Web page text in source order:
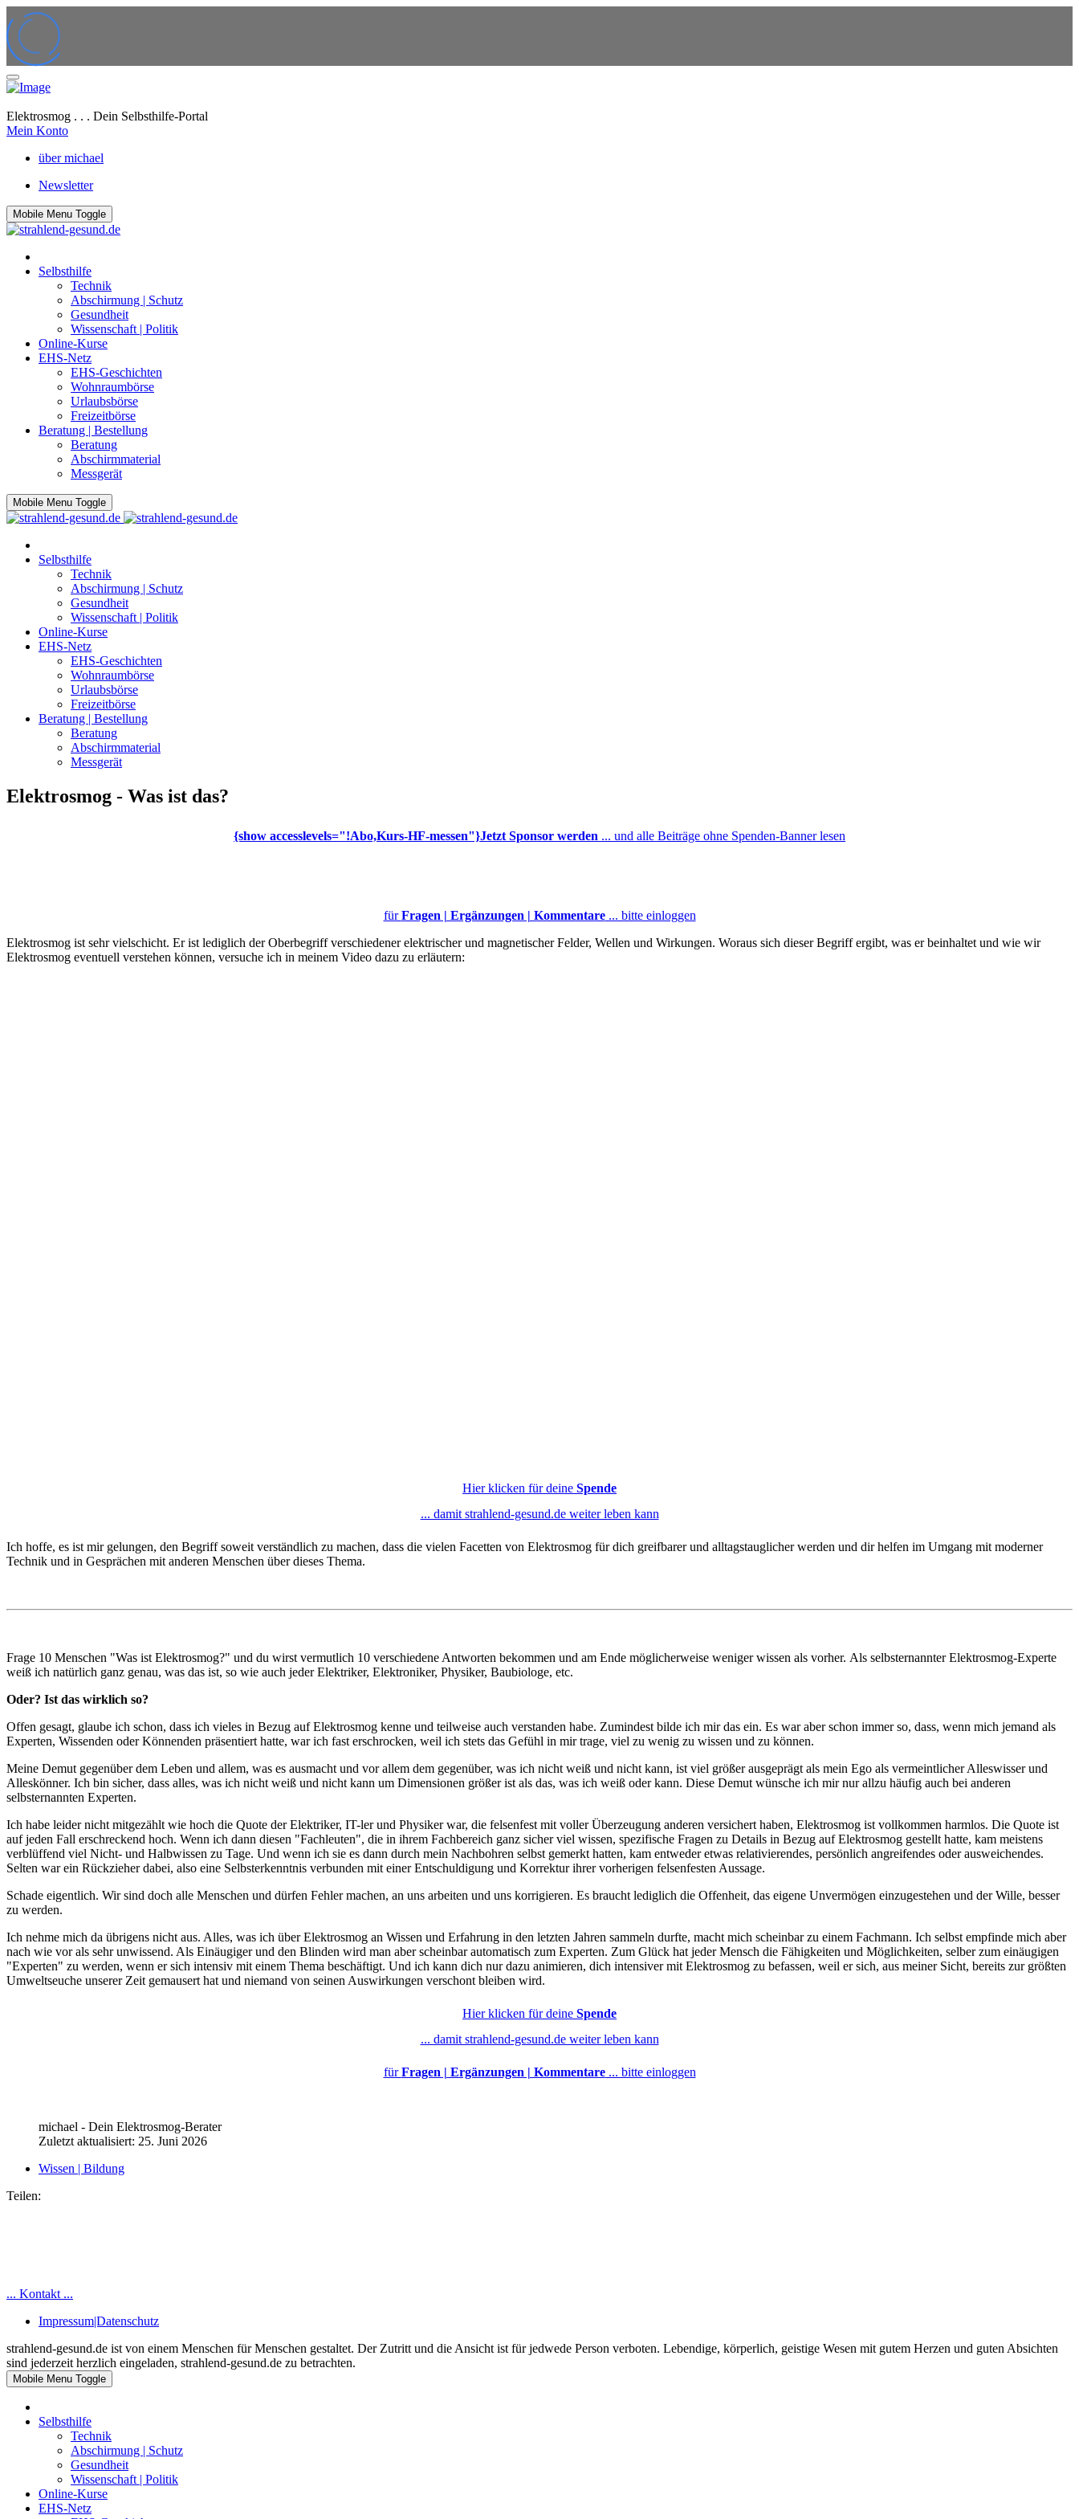
Elektrosmog . . . Dein Selbsthilfe-Portal
Mein Konto
über michael
Newsletter
Mobile Menu Toggle
Selbsthilfe
Technik
Abschirmung | Schutz
Gesundheit
Wissenschaft | Politik
Online-Kurse
EHS-Netz
EHS-Geschichten
Wohnraumbörse
Urlaubsbörse
Freizeitbörse
Beratung | Bestellung
Beratung
Abschirmmaterial
Messgerät
Mobile Menu Toggle
Selbsthilfe
Technik
Abschirmung | Schutz
Gesundheit
Wissenschaft | Politik
Online-Kurse
EHS-Netz
EHS-Geschichten
Wohnraumbörse
Urlaubsbörse
Freizeitbörse
Beratung | Bestellung
Beratung
Abschirmmaterial
Messgerät
Elektrosmog - Was ist das?
{show accesslevels="!Abo,Kurs-HF-messen"}Jetzt Sponsor werden ... und alle Beiträge ohne Spenden-Banner lesen
fürFragen | Ergänzungen | Kommentare... bitte einloggen
Elektrosmog ist sehr vielschicht. Er ist lediglich der Oberbegriff verschiedener elektrischer und magnetischer Felder, Wellen und Wirkungen. Woraus sich dieser Begriff ergibt, was er beinhaltet und wie wir
Elektrosmog eventuell verstehen können, versuche ich in meinem Video dazu zu erläutern:
Hier klicken für deine Spende
... damit strahlend-gesund.de weiter leben kann
Ich hoffe, es ist mir gelungen, den Begriff soweit verständlich zu machen, dass die vielen Facetten von Elektrosmog für dich greifbarer und alltagstauglicher werden und dir helfen im Umgang mit moderner
Technik und in Gesprächen mit anderen Menschen über dieses Thema.
Frage 10 Menschen "Was ist Elektrosmog?" und du wirst vermutlich 10 verschiedene Antworten bekommen und am Ende möglicherweise weniger wissen als vorher. Als selbsternannter Elektrosmog-Experte
weiß ich natürlich ganz genau, was das ist, so wie auch jeder Elektriker, Elektroniker, Physiker, Baubiologe, etc.
Oder? Ist das wirklich so?
Offen gesagt, glaube ich schon, dass ich vieles in Bezug auf Elektrosmog kenne und teilweise auch verstanden habe. Zumindest bilde ich mir das ein. Es war aber schon immer so, dass, wenn mich jemand als
Experten, Wissenden oder Könnenden präsentiert hatte, war ich fast erschrocken, weil ich stets das Gefühl in mir trage, viel zu wenig zu wissen und zu können.
Meine Demut gegenüber dem Leben und allem, was es ausmacht und vor allem dem gegenüber, was ich nicht weiß und nicht kann, ist viel größer ausgeprägt als mein Ego als vermeintlicher Alleswisser und
Alleskönner. Ich bin sicher, dass alles, was ich nicht weiß und nicht kann um Dimensionen größer ist als das, was ich weiß oder kann. Diese Demut wünsche ich mir nur allzu häufig auch bei anderen
selbsternannten Experten.
Ich habe leider nicht mitgezählt wie hoch die Quote der Elektriker, IT-ler und Physiker war, die felsenfest mit voller Überzeugung anderen versichert haben, Elektrosmog ist vollkommen harmlos. Die Quote ist
auf jeden Fall erschreckend hoch. Wenn ich dann diesen "Fachleuten", die in ihrem Fachbereich ganz sicher viel wissen, spezifische Fragen zu Details in Bezug auf Elektrosmog gestellt hatte, kam meistens
verblüffend viel Nicht- und Halbwissen zu Tage. Und wenn ich sie es dann durch mein Nachbohren selbst gemerkt hatten, kam entweder etwas relativierendes, persönlich angreifendes oder ausweichendes.
Selten war ein Rückzieher dabei, also eine Selbsterkenntnis verbunden mit einer Entschuldigung und Korrektur ihrer vorherigen felsenfesten Aussage.
Schade eigentlich. Wir sind doch alle Menschen und dürfen Fehler machen, an uns arbeiten und uns korrigieren. Es braucht lediglich die Offenheit, das eigene Unvermögen einzugestehen und der Wille, besser
zu werden.
Ich nehme mich da übrigens nicht aus. Alles, was ich über Elektrosmog an Wissen und Erfahrung in den letzten Jahren sammeln durfte, macht mich scheinbar zu einem Fachmann. Ich selbst empfinde mich aber
nach wie vor als sehr unwissend. Als Einäugiger und den Blinden wird man aber scheinbar automatisch zum Experten. Zum Glück hat jeder Mensch die Fähigkeiten und Möglichkeiten, selber zum einäugigen
"Experten" zu werden, wenn er sich intensiv mit einem Thema beschäftigt. Und ich kann dich nur dazu animieren, dich intensiver mit Elektrosmog zu befassen, weil er sich, aus meiner Sicht, bereits zur größten
Umweltseuche unserer Zeit gemausert hat und niemand von seinen Auswirkungen verschont bleiben wird.
Hier klicken für deine Spende
... damit strahlend-gesund.de weiter leben kann
fürFragen | Ergänzungen | Kommentare... bitte einloggen
michael - Dein Elektrosmog-Berater
Zuletzt aktualisiert: 25. Juni 2026
Wissen | Bildung
Teilen:
... Kontakt ...
Impressum|Datenschutz
strahlend-gesund.de ist von einem Menschen für Menschen gestaltet. Der Zutritt und die Ansicht ist für jedwede Person verboten. Lebendige, körperlich, geistige Wesen mit gutem Herzen und guten Absichten
sind jederzeit herzlich eingeladen, strahlend-gesund.de zu betrachten.
Mobile Menu Toggle
Selbsthilfe
Technik
Abschirmung | Schutz
Gesundheit
Wissenschaft | Politik
Online-Kurse
EHS-Netz